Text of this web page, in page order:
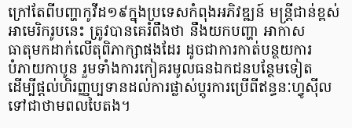
ក្រៅតែពីបញ្ហាកូវីដ១៩ក្នុងប្រទេសកំពុងអភិវឌ្ឍន៍ មន្ត្រីជាន់ខ្ពស់
អាមេរិករូបនេះ ត្រូវបានគេរំពឹងថា នឹងយកបញ្ហា អាកាស
ធាតុមកដាក់លើតុពិភាក្សាផងដែរ ដូចជាការកាត់បន្ថយការ
បំភាយកាបូន រួមទាំងការកៀគរមូលធនឯកជនបន្ថែមទៀត
ដើម្បីផ្តល់ហិរញ្ញប្បទានដល់ការផ្លាស់ប្តូរការប្រើពីឥន្ធនៈហ្វូស៊ីល
ទៅជាថាមពលបៃតង។